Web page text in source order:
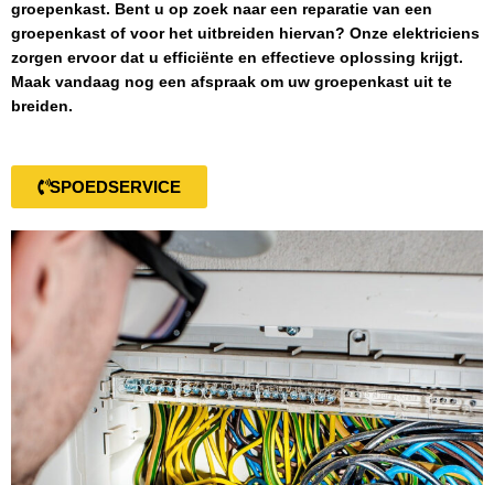
groepenkast. Bent u op zoek naar een reparatie van een
groepenkast of voor het uitbreiden hiervan? Onze elektriciens
zorgen ervoor dat u efficiënte en effectieve oplossing krijgt.
Maak vandaag nog een afspraak om uw groepenkast uit te
breiden.
SPOEDSERVICE